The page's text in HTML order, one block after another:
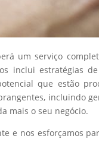
um serviço
inclui estratégias
que estão
incluindo
mais o seu negócio.
e nos esforçamos